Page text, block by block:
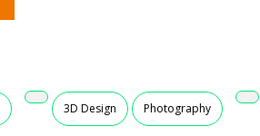
3D Design Photography